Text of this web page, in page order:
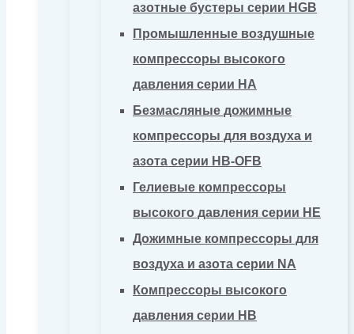
азотные бустеры серии HGB
Промышленные воздушные
компрессоры высокого
давления серии HA
Безмасляные дожимные
компрессоры для воздуха и
азота серии HB-OFB
Гелиевые компрессоры
высокого давления серии HE
Дожимные компрессоры для
воздуха и азота серии NA
Компрессоры высокого
давления серии HB